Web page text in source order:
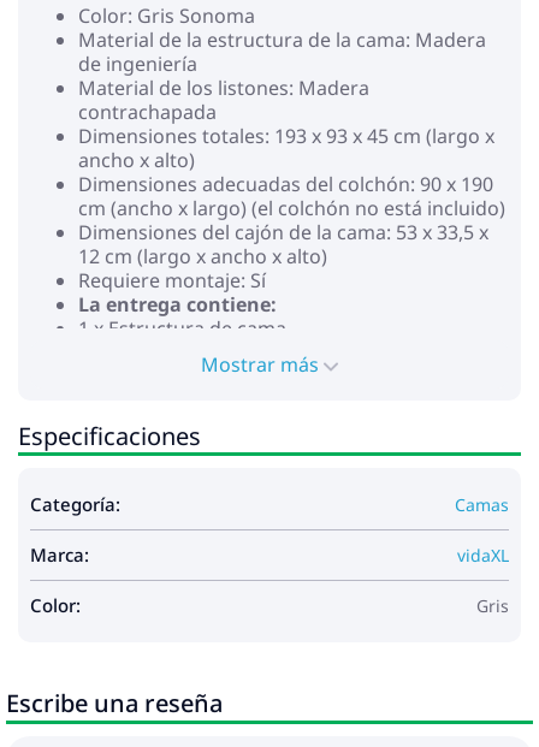
Color: Gris Sonoma
Material de la estructura de la cama: Madera
de ingeniería
Material de los listones: Madera
contrachapada
Dimensiones totales: 193 x 93 x 45 cm (largo x
ancho x alto)
Dimensiones adecuadas del colchón: 90 x 190
cm (ancho x largo) (el colchón no está incluido)
Dimensiones del cajón de la cama: 53 x 33,5 x
12 cm (largo x ancho x alto)
Requiere montaje: Sí
La entrega contiene:
1 x Estructura de cama
1 x Cajón de camaMostrar más
Especificaciones
Categoría: Camas
Marca: vidaXL
Color: Gris
Escribe una reseña